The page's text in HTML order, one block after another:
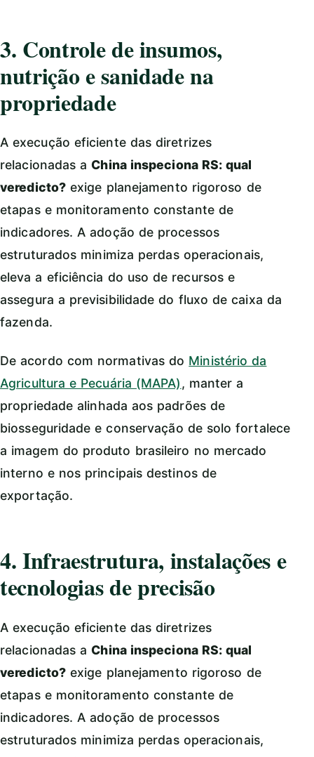
3. Controle de insumos,
nutrição e sanidade na
propriedade
A execução eficiente das diretrizes
relacionadas aChina inspeciona RS: qual
veredicto? exige planejamento rigoroso de
etapas e monitoramento constante de
indicadores. A adoção de processos
estruturados minimiza perdas operacionais,
eleva a eficiência do uso de recursos e
assegura a previsibilidade do fluxo de caixa da
fazenda.
De acordo com normativas do Ministério da
Agricultura e Pecuária (MAPA), manter a
propriedade alinhada aos padrões de
biosseguridade e conservação de solo fortalece
a imagem do produto brasileiro no mercado
interno e nos principais destinos de
exportação.
4. Infraestrutura, instalações e
tecnologias de precisão
A execução eficiente das diretrizes
relacionadas aChina inspeciona RS: qual
veredicto? exige planejamento rigoroso de
etapas e monitoramento constante de
indicadores. A adoção de processos
estruturados minimiza perdas operacionais,